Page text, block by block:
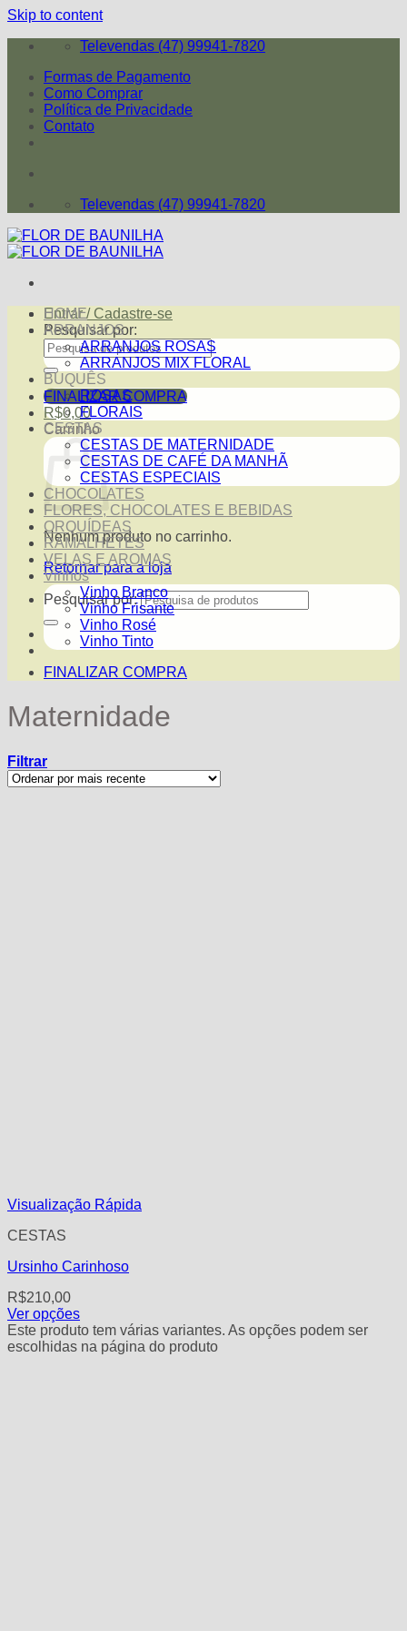
Skip to content
Televendas (47) 99941-7820
Formas de Pagamento
Como Comprar
Política de Privacidade
Contato
Televendas (47) 99941-7820
Entrar / Cadastre-se
Pesquisar por:
FINALIZAR COMPRA
R$0,00
Carrinho
Nenhum produto no carrinho.
Retornar para a loja
Pesquisar por:
HOME
ARRANJOS
ARRANJOS ROSAS
ARRANJOS MIX FLORAL
BUQUÊS
ROSAS
FLORAIS
CESTAS
CESTAS DE MATERNIDADE
CESTAS DE CAFÉ DA MANHÃ
CESTAS ESPECIAIS
CHOCOLATES
FLORES, CHOCOLATES E BEBIDAS
ORQUÍDEAS
RAMALHETES
VELAS E AROMAS
Vinhos
Vinho Branco
Vinho Frisante
Vinho Rosé
Vinho Tinto
FINALIZAR COMPRA
Maternidade
Filtrar
Visualização Rápida
CESTAS
Ursinho Carinhoso
R$210,00
Ver opções
Este produto tem várias variantes. As opções podem ser
escolhidas na página do produto